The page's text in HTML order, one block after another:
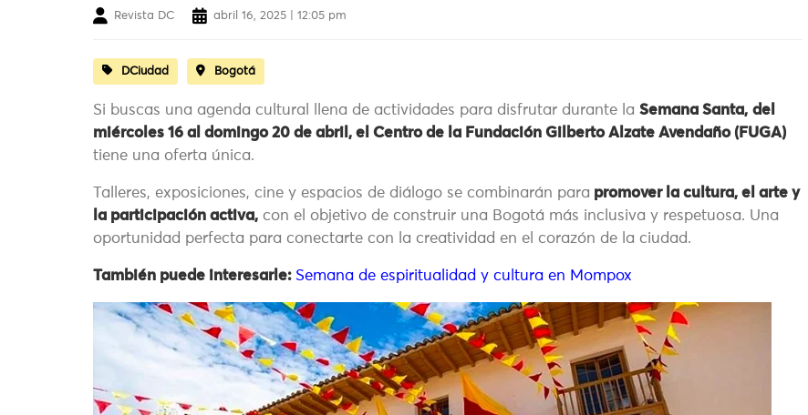
Revista DC abril 16, 2025 | 12:05 pm
DCiudad Bogotá
Si buscas una agenda cultural llena de actividades para disfrutar durante la Semana Santa, del
miércoles 16 al domingo 20 de abril, el Centro de la Fundación Gilberto Alzate Avendaño (FUGA)
tiene una oferta única.
Talleres, exposiciones, cine y espacios de diálogo se combinarán para promover la cultura, el arte y
la participación activa, con el objetivo de construir una Bogotá más inclusiva y respetuosa. Una
oportunidad perfecta para conectarte con la creatividad en el corazón de la ciudad.
También puede interesarle: Semana de espiritualidad y cultura en Mompox